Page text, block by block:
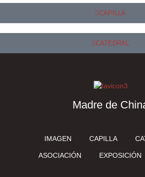
CAPILLA
CATEDRAL
Madre de
IMAGEN CAPILLA
ASOCIACIÓN EXPOSICIÓN